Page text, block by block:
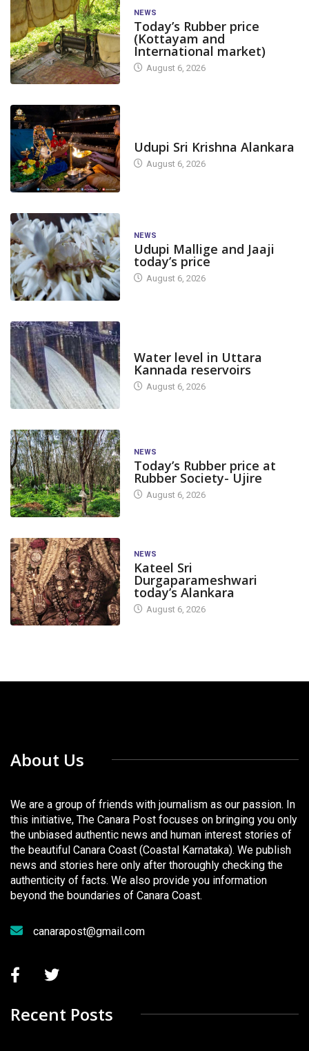
NEWS
Today’s Rubber price
(Kottayam and
International market)
August 6, 2026
Udupi Sri Krishna Alankara
August 6, 2026
NEWS
Udupi Mallige and Jaaji
today’s price
August 6, 2026
Water level in Uttara
Kannada reservoirs
August 6, 2026
NEWS
Today’s Rubber price at
Rubber Society- Ujire
August 6, 2026
NEWS
Kateel Sri
Durgaparameshwari
today’s Alankara
August 6, 2026
About Us
We are a group of friends with journalism as our passion. In
this initiative, The Canara Post focuses on bringing you only
the unbiased authentic news and human interest stories of
the beautiful Canara Coast (Coastal Karnataka). We publish
news and stories here only after thoroughly checking the
authenticity of facts. We also provide you information
beyond the boundaries of Canara Coast.
canarapost@gmail.com
Recent Posts